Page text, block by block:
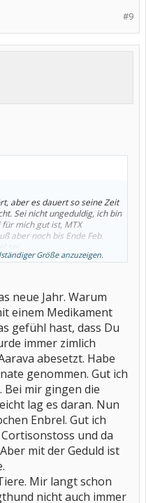
#9
aber es dauert so seine Zeit
Sei nicht ungeduldig, ich bin
mich gut ist, MTX
aber noch bis Ende Feb.
Satz beeindrucken, war eh
Braunes
einen Guten Rutsch und
Größe anzuzeigen.
neue Jahr. Warum
einem Medikament
gefühl hast, dass Du
immer zimlich
abesetzt. Habe
genommen. Gut ich
Bei mir gingen die
lag es daran. Nun
Enbrel. Gut ich
und da
mit der Geduld ist
Mir langt schon
nicht auch immer